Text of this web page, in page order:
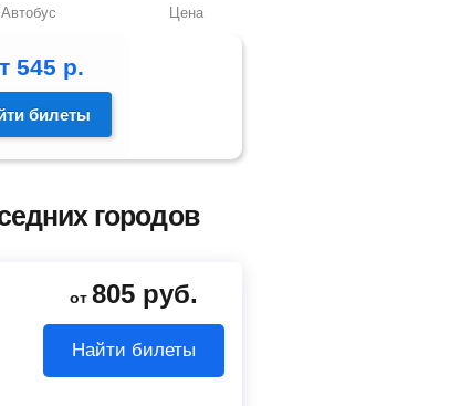
Автобус Цена
545 р.
билеты
городов
от805 руб.
Найти билеты